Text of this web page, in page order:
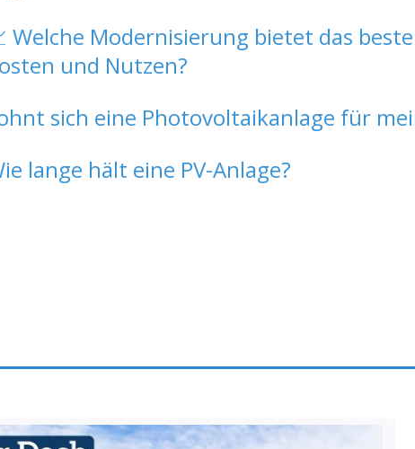
Welche Modernisierung bietet das
und Nutzen?
sich eine Photovoltaikanlage für
lange hält eine PV-Anlage?